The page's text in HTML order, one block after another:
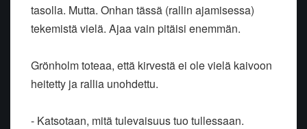
tasolla. Mutta. Onhan tässä (rallin ajamisessa)
tekemistä vielä. Ajaa vain pitäisi enemmän.
Grönholm toteaa, että kirvestä ei ole vielä kaivoon
heitetty ja rallia unohdettu.
- Katsotaan, mitä tulevaisuus tuo tullessaan.